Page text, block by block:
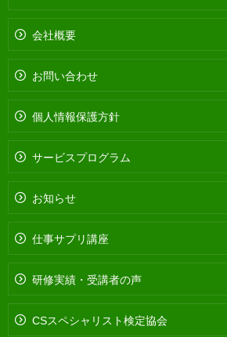
会社概要
お問い合わせ
個人情報保護方針
サービスプログラム
お知らせ
仕事サプリ講座
研修実績・受講者の声
CSスペシャリスト検定協会